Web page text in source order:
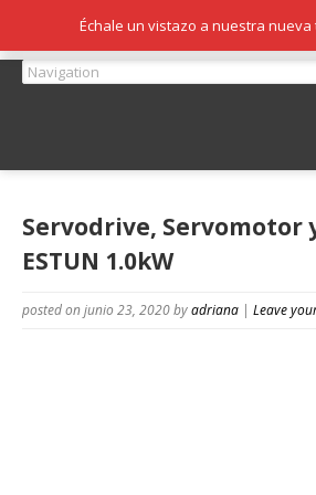
Servodrive, Servomotor
ESTUN 1.0kW
posted on junio 23, 2020byadriana | Leave
Échale un vistazo a nuestra nueva